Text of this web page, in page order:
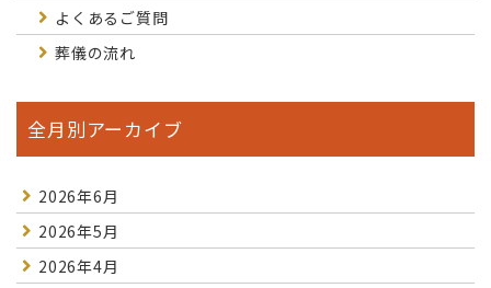
よくあるご質問
葬儀の流れ
全月別アーカイブ
2026年6月
2026年5月
2026年4月